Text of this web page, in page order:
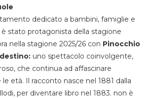
dedicato a bambini, famiglie e
stato protagonista della stagione
nella stagione 2025/26 con Pinocchio
uno spettacolo coinvolgente,
che continua ad affascinare
età. Il racconto nasce nel 1881 dalla
per diventare libro nel 1883. non è